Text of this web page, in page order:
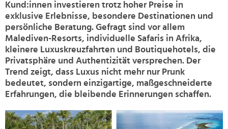
Kund:innen investieren trotz hoher Preise in
exklusive Erlebnisse, besondere Destinationen und
persönliche Beratung. Gefragt sind vor allem
Malediven-Resorts, individuelle Safaris in Afrika,
kleinere Luxuskreuzfahrten und Boutiquehotels, die
Privatsphäre und Authentizität versprechen. Der
Trend zeigt, dass Luxus nicht mehr nur Prunk
bedeutet, sondern einzigartige, maßgeschneiderte
Erfahrungen, die bleibende Erinnerungen schaffen.
>